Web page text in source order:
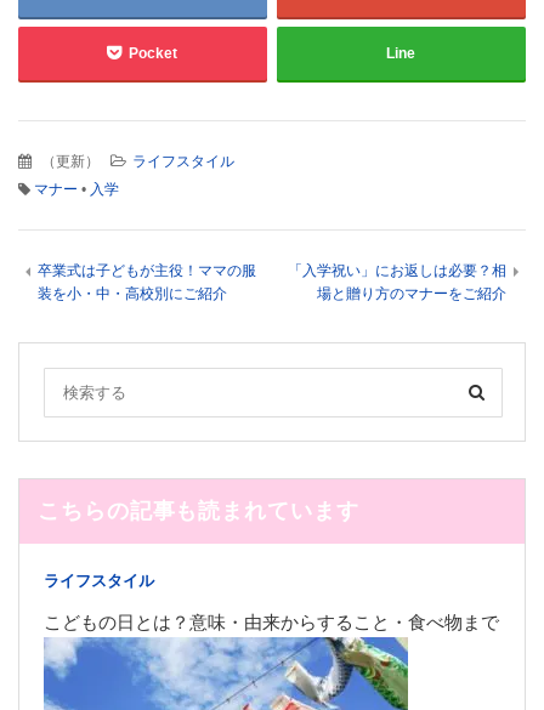
Pocket Line
（更新）
ライフスタイル
マナー • 入学
卒業式は子どもが主役！ママの服
装を小・中・高校別にご紹介
「入学祝い」にお返しは必要？相
場と贈り方のマナーをご紹介
こちらの記事も読まれています
ライフスタイル
こどもの日とは？意味・由来からすること・食べ物まで